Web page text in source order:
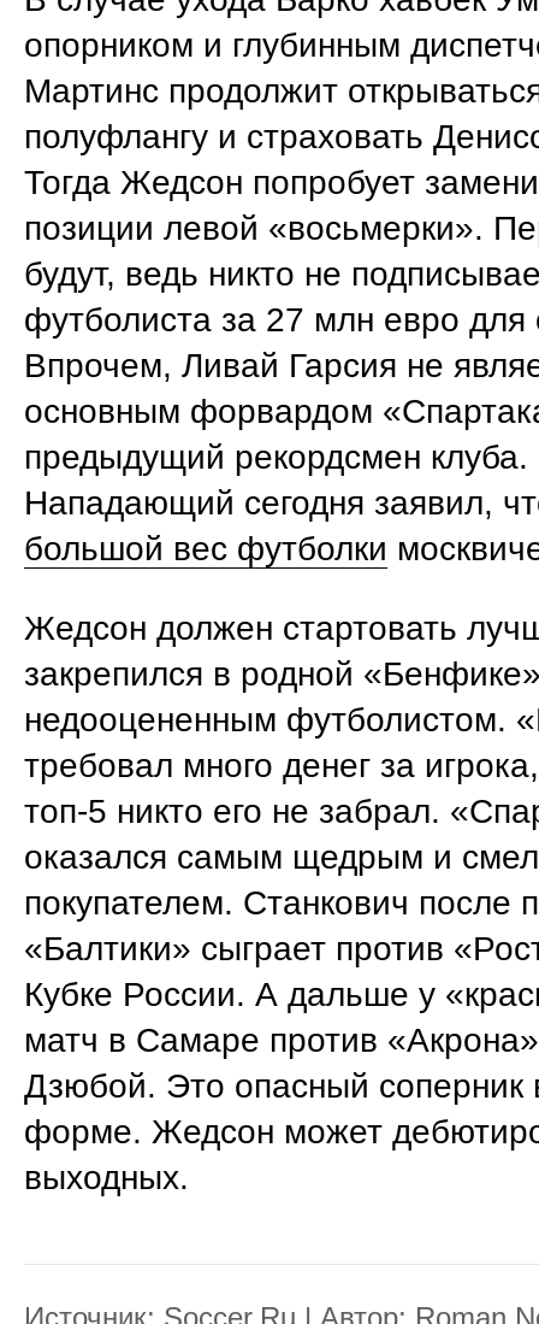
опорником и глубинным
Мартинс продолжит
полуфлангу и страховать
Тогда Жедсон попробует
позиции левой «восьмерки».
будут, ведь никто не
футболиста за 27 млн евро для
Впрочем, Ливай Гарсия не
основным форвардом
предыдущий рекордсмен клуба.
Нападающий сегодня заявил,
большой вес футболки
Жедсон должен стартовать
закрепился в родной
недооцененным футболистом.
требовал много денег за
топ-5 никто его не забрал.
оказался самым щедрым и
покупателем. Станкович после
«Балтики» сыграет против
Кубке России. А дальше у
матч в Самаре против
Дзюбой. Это опасный соперник
форме. Жедсон может
выходных.
Источник: Soccer.Ru | Автор: Roman